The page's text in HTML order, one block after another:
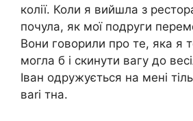
колії. Коли я вийшла з
почула, як мої подруги
Вони говорили про те, яка я
могла б і скинути вагу до
Іван одружується на мені
ваrі тна.